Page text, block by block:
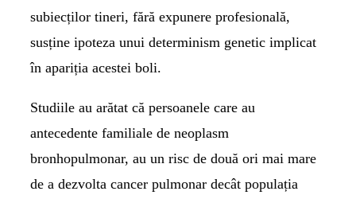
subiecților tineri, fără expunere profesională,
susține ipoteza unui determinism genetic implicat
în apariția acestei boli.
Studiile au arătat că persoanele care au
antecedente familiale de neoplasm
bronhopulmonar, au un risc de două ori mai mare
de a dezvolta cancer pulmonar decât populația